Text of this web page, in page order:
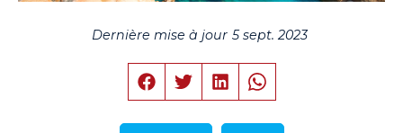
Dernière mise à jour 5 sept. 2023